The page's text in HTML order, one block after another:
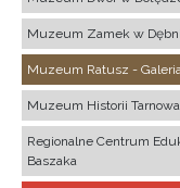
Muzeum Zamek w
Muzeum Ratusz -
Muzeum Historii
Regionalne Centrum
Baszaka